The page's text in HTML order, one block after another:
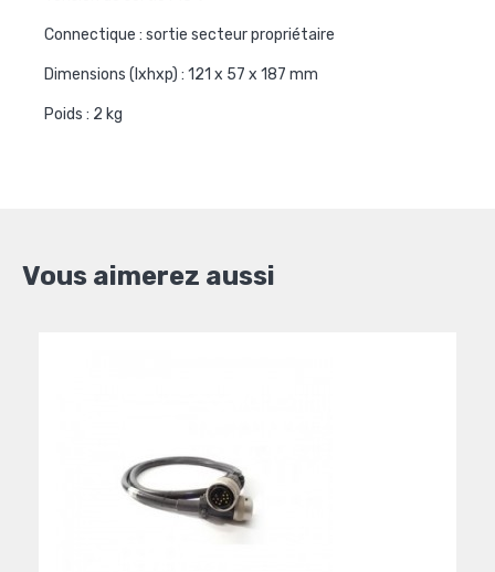
Connectique : sortie secteur propriétaire
Dimensions (lxhxp) : 121 x 57 x 187 mm
Poids : 2 kg
Vous aimerez aussi